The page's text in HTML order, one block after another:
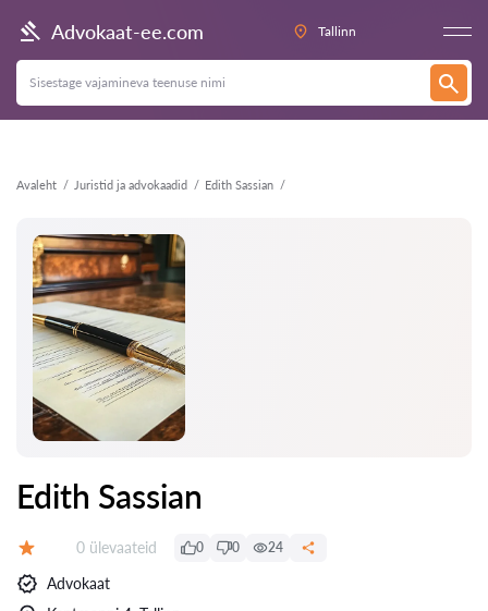
Advokaat-ee.com Tallinn
Avaleht Juristid ja advokaadid Edith Sassian
Tagasi
Edith Sassian
Ülevaateid:
0 ülevaateid 0 0 24
Advokaat